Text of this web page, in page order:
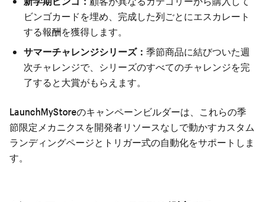
ビンゴカードを埋め、完成した列ごとにエスカレート
する報酬を獲得します。
サマーチャレンジシリーズ： 季節商品に結びついた週
次チャレンジで、シリーズのすべてのチャレンジを完
了すると大賞がもらえます。
LaunchMyStoreのキャンペーンビルダーは、これらの季
節限定メカニクスを開発者リソースなしで動かすカスタム
ランディングページとトリガー式の自動化をサポートしま
す。